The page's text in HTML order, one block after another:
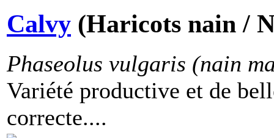
Calvy (Haricots nain /
Phaseolus vulgaris (nain
Variété productive et de
correcte....